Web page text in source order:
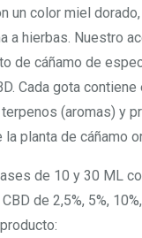
un color miel
a hierbas. Nuestro
de cáñamo de
Cada gota contiene
(aromas) y
planta de cáñamo
de 10 y 30 ML
de 2,5%, 5%,